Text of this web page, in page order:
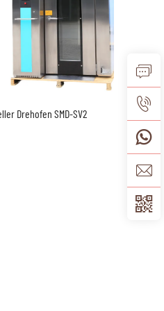
Drehofen SMD-SV2